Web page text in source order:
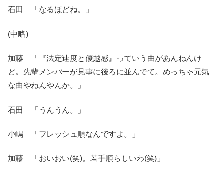
石田 「なるほどね。」
(中略)
加藤 「『法定速度と優越感』っていう曲があんねんけ
ど。先輩メンバーが見事に後ろに並んでて。めっちゃ元気
な曲やねんやんか。」
石田 「うんうん。」
小嶋 「フレッシュ順なんですよ。」
加藤 「おいおい(笑)。若手順らしいわ(笑)」